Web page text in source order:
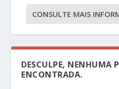
CONSULTE MAIS
DESCULPE, NENHUMA
ENCONTRADA.